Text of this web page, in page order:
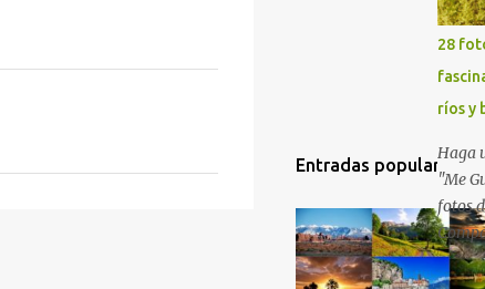
Entradas populares
28
ríos y
Haga
"Me
fotos